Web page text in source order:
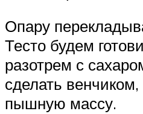
Опару
Тесто будем
разотрем с
сделать
пышную массу.